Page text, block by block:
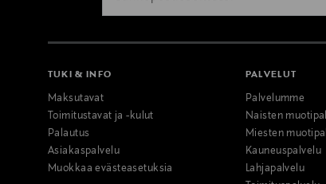
TUKI & INFO
Maksutavat
Toimitustavat ja -kulut
Palautus
Asiakaspalvelu
Muokkaa evästeasetuksia
PALVELUT
Palvelumme
Naisten
Miesten
Kauneuspalvelu
Lahjapalvelu